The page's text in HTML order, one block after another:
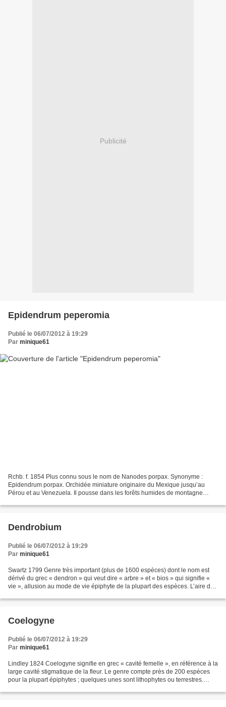
Publicité
Epidendrum peperomia
Publié le 06/07/2012 à 19:29
Par minique61
Rchb. f. 1854 Plus connu sous le nom de Nanodes porpax. Synonyme :
Epidendrum porpax. Orchidée miniature originaire du Mexique jusqu’au
Pérou et au Venezuela. Il pousse dans les forêts humides de montagne
Dendrobium
Publié le 06/07/2012 à 19:29
Par minique61
Swartz 1799 Genre très important (plus de 1600 espèces) dont le nom est
dérivé du grec « dendron » qui veut dire « arbre » et « bios » qui signifie «
vie », allusion au mode de vie épiphyte de la plupart des espèces. L’aire de
Coelogyne
Publié le 06/07/2012 à 19:29
Par minique61
Lindley 1824 Coelogyne signifie en grec « cavité femelle », en référence à la
large cavité stigmatique de la fleur. Le genre compte près de 200 espèces
pour la plupart épiphytes ; quelques unes sont lithophytes ou terrestres.